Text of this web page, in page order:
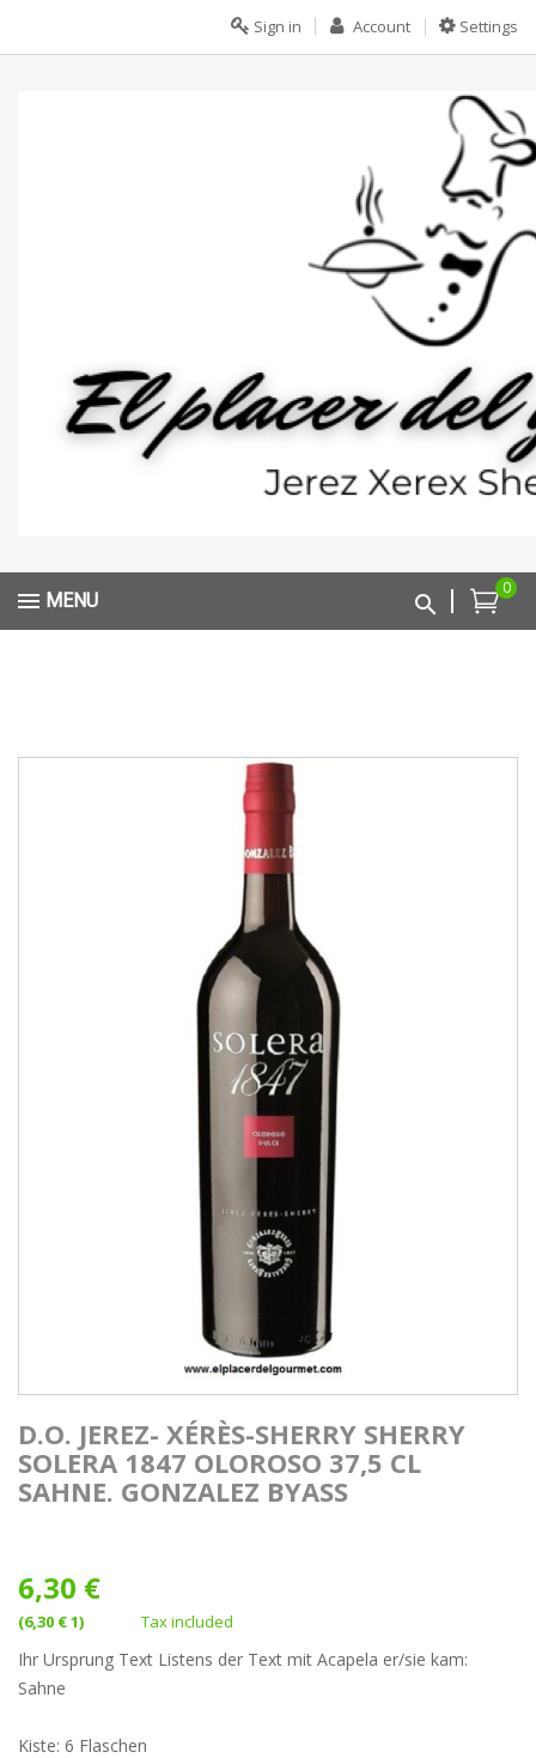
Settings
Account
Sign in
0
MENU
D.O. JEREZ- XÉRÈS-SHERRY SHERRY
SOLERA 1847 OLOROSO 37,5 CL
SAHNE. GONZALEZ BYASS
6,30 €
(6,30 € 1) Tax included
Ihr Ursprung Text Listens der Text mit Acapela er/sie kam:
Sahne
Kiste: 6 Flaschen